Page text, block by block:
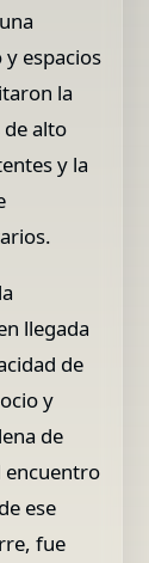
espacios
la
alto
y la
llegada
de
y
de
encuentro
ese
fue